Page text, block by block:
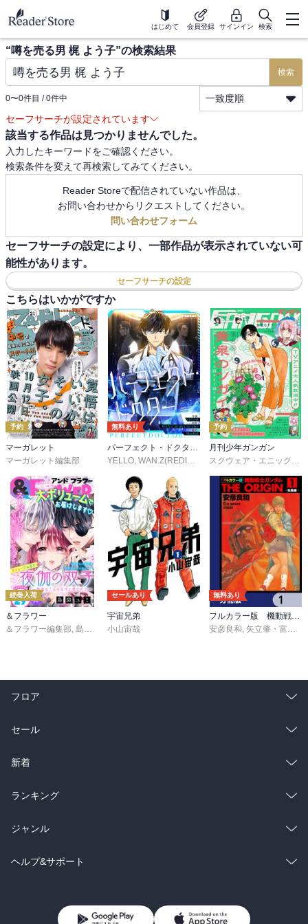
はじめて 会員登録 サインイン 検索
“噂を売る男 梶 よう子”の検索結果
検索
0〜0件目 / 0件中
一致度順
セーフサーチが設定されています
該当する作品は見つかりませんでした。
入力したキーワードをご確認ください。
検索条件を変えて再検索してみてください。
Reader Storeで配信されていない作品は、
お問い合わせからリクエストしてください。
問い合わせフォーム
セーフサーチの設定により、一部作品が表示されていない可
能性があります。
セーフサーチの設定
こちらはいかがですか
予約
マーガレット
マーガレット編集部
無料あり
パーフェクト・ドクター【タテヨミ】
YELLO, WAN.Z(REDICE STUDIO) ,MoeDal,REDICE
予約
月刊少年ガンガン
スクウェア・エニックス
続巻入荷
＆フラワー
＆フラワー編集部 島袋ユミ , ましい柚茉 真村澪生,もりなかもなか
セールあり
宇宙兄弟
小山宙哉
無料あり
安彦良和 矢立肇・富野由悠季
フロア
総合
ラノベ
雑誌・グラビア
BL・TL
セール
総合
ラノベ
雑誌・グラビア
BL・TL
新着
総合
ラノベ
雑誌・グラビア
ランキング
総合
ラノベ
ジャンル
コミック
ヘルプ&サポート